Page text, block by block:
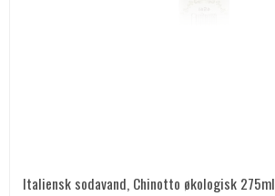
Italiensk sodavand, Chinotto økologisk 275ml